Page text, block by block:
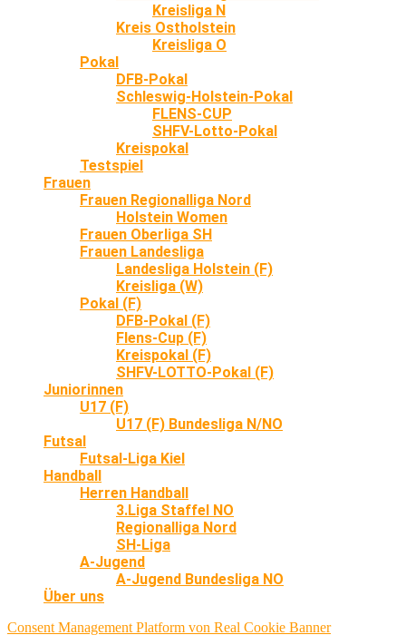
Kreisliga N
Kreis Ostholstein
Kreisliga O
Pokal
DFB-Pokal
Schleswig-Holstein-Pokal
FLENS-CUP
SHFV-Lotto-Pokal
Kreispokal
Testspiel
Frauen
Frauen Regionalliga Nord
Holstein Women
Frauen Oberliga SH
Frauen Landesliga
Landesliga Holstein (F)
Kreisliga (W)
Pokal (F)
DFB-Pokal (F)
Flens-Cup (F)
Kreispokal (F)
SHFV-LOTTO-Pokal (F)
Juniorinnen
U17 (F)
U17 (F) Bundesliga N/NO
Futsal
Futsal-Liga Kiel
Handball
Herren Handball
3.Liga Staffel NO
Regionalliga Nord
SH-Liga
A-Jugend
A-Jugend Bundesliga NO
Über uns
Consent Management Platform von Real Cookie Banner